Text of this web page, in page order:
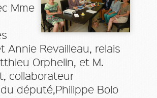
Mme
Annie Revailleau, relais
Orphelin, et M.
collaborateur
député,Philippe Bolo